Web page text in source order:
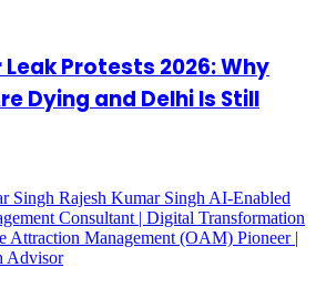
Leak Protests 2026: Why
Dying and Delhi Is Still